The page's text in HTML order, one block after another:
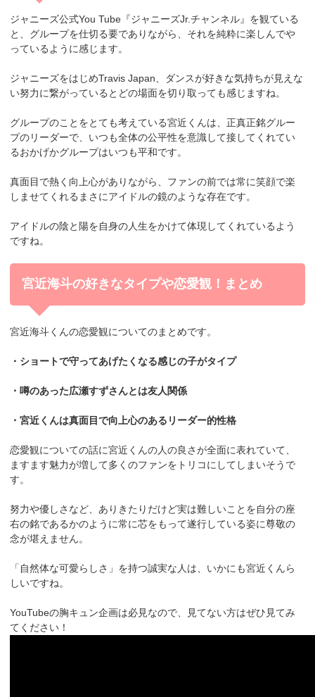
ジャニーズ公式You Tube『ジャニーズJr.チャンネル』を観ている
と、グループを仕切る要でありながら、それを純粋に楽しんでや
っているように感じます。
ジャニーズをはじめTravis Japan、ダンスが好きな気持ちが見えな
い努力に繋がっているとどの場面を切り取っても感じますね。
グループのことをとても考えている宮近くんは、正真正銘グルー
プのリーダーで、いつも全体の公平性を意識して接してくれてい
るおかげかグループはいつも平和です。
真面目で熱く向上心がありながら、ファンの前では常に笑顔で楽
しませてくれるまさにアイドルの鏡のような存在です。
アイドルの陰と陽を自身の人生をかけて体現してくれているよう
ですね。
宮近海斗の好きなタイプや恋愛観！まとめ
宮近海斗くんの恋愛観についてのまとめです。
・ショートで守ってあげたくなる感じの子がタイプ
・噂のあった広瀬すずさんとは友人関係
・宮近くんは真面目で向上心のあるリーダー的性格
恋愛観についての話に宮近くんの人の良さが全面に表れていて、
ますます魅力が増して多くのファンをトリコにしてしまいそうで
す。
努力や優しさなど、ありきたりだけど実は難しいことを自分の座
右の銘であるかのように常に芯をもって遂行している姿に尊敬の
念が堪えません。
「自然体な可愛らしさ」を持つ誠実な人は、いかにも宮近くんら
しいですね。
YouTubeの胸キュン企画は必見なので、見てない方はぜひ見てみ
てください！